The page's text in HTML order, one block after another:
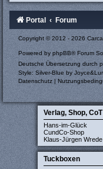
Portal Forum
Copyright © 2012 - 2026
Powered by phpBB® Forum
Deutsche Übersetzung durch
Style: Silver-Blue by
Datenschutz |
Verlag, Shop,
Hans-im-Glück
CundCo-Shop
Klaus-Jürgen
Tuckboxen